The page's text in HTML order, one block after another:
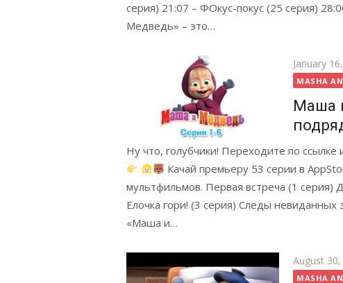
серия) 21:07 – ФОкус-покус (25 серия)
Медведь» – это…
Posted
on
January
MASHA
Маша
Ну что, голубчики! Переходите по
Качай премьеру 53 серии в
мультфильмов. Первая встреча (1 серия)
Елочка гори! (3 серия) Следы
«Маша и…
Posted
on
August 30,
MASHA